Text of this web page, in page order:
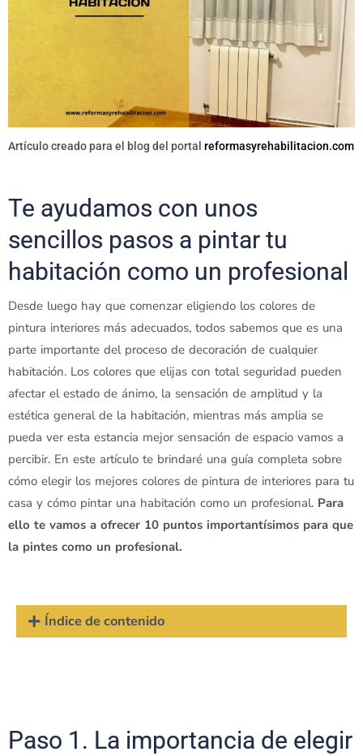
Artículo creado para el blog del portal reformasyrehabilitacion.com
Te ayudamos con unos
sencillos pasos a pintar tu
habitación como un profesional
Desde luego hay que comenzar eligiendo los colores de
pintura interiores más adecuados, todos sabemos que es una
parte importante del proceso de decoración de cualquier
habitación. Los colores que elijas con total seguridad pueden
afectar el estado de ánimo, la sensación de amplitud y la
estética general de la habitación, mientras más amplia se
pueda ver esta estancia mejor sensación de espacio vamos a
percibir. En este artículo te brindaré una guía completa sobre
cómo elegir los mejores colores de pintura de interiores para tu
casa y cómo pintar una habitación como un profesional. Para
ello te vamos a ofrecer 10 puntos importantísimos para que
la pintes como un profesional.
Índice de contenido
Paso 1. La importancia de elegir